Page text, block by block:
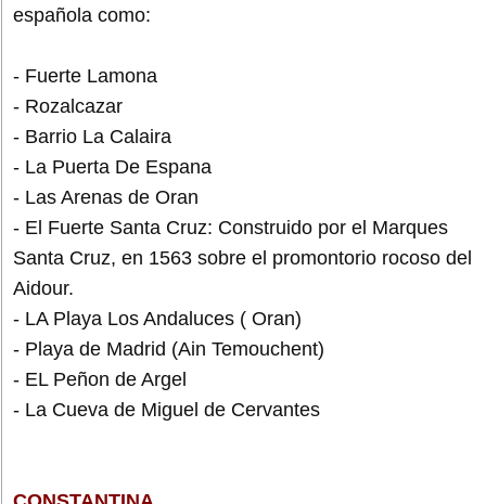
española como:
- Fuerte Lamona
- Rozalcazar
- Barrio La Calaira
- La Puerta De Espana
- Las Arenas de Oran
- El Fuerte Santa Cruz: Construido por el Marques
Santa Cruz, en 1563 sobre el promontorio rocoso del
Aidour.
- LA Playa Los Andaluces ( Oran)
- Playa de Madrid (Ain Temouchent)
- EL Peñon de Argel
- La Cueva de Miguel de Cervantes